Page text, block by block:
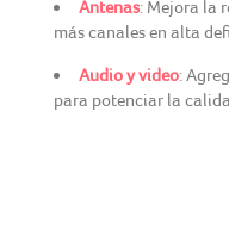
Antenas: Mejora la
más canales en alta
Audio y video:
para potenciar la